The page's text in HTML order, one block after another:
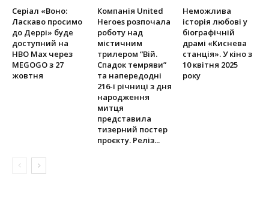
Серіал «Воно:
Ласкаво просимо
до Деррі» буде
доступний на
HBO Max через
MEGOGO з 27
жовтня
Компанія United
Heroes розпочала
роботу над
містичним
трилером “Вій.
Спадок темряви”
та напередодні
216-ї річниці з дня
народження
митця
представила
тизерний постер
проєкту. Реліз...
Неможлива
історія любові у
біографічній
драмі «Киснева
станція». У кіно з
10 квітня 2025
року